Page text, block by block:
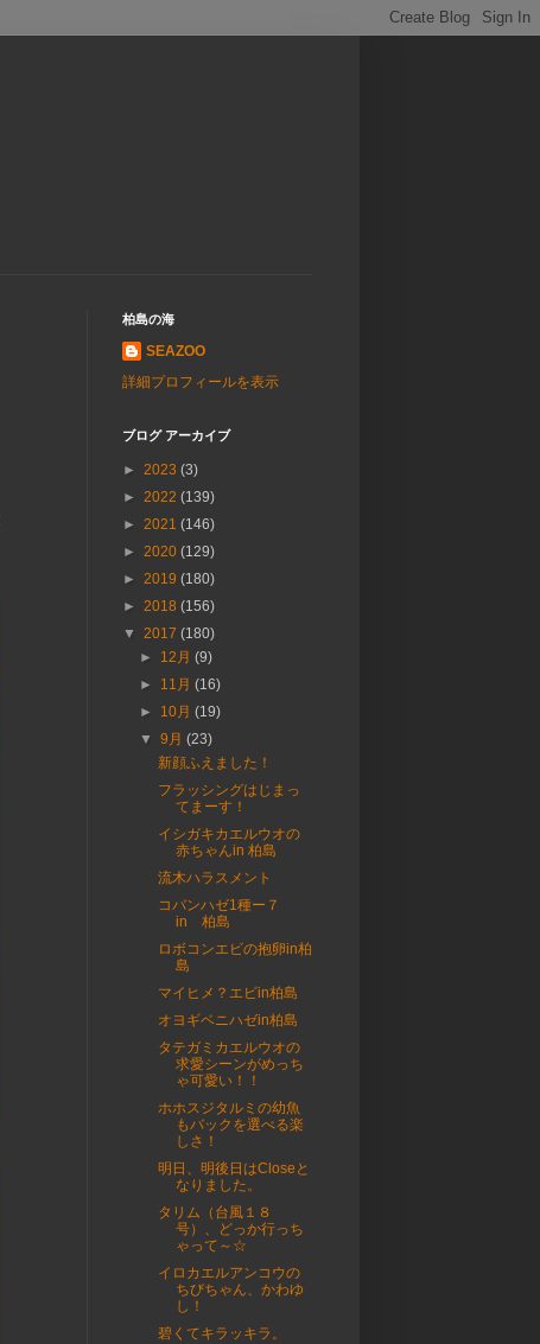
柏島の海
SEAZOO
詳細プロフィールを表示
ブログ アーカイブ
► 2023 (3)
► 2022 (139)
► 2021 (146)
► 2020 (129)
► 2019 (180)
► 2018 (156)
▼ 2017 (180)
► 12月(9)
► 11月(16)
► 10月(19)
▼9月(23)
新顔ふえました！
フラッシングはじまっ
てまーす！
イシガキカエルウオの
赤ちゃんin 柏島
流木ハラスメント
コバンハゼ1種ー７
in 柏島
ロボコンエビの抱卵in柏
島
マイヒメ？エビin柏島
オヨギベニハゼin柏島
タテガミカエルウオの
求愛シーンがめっち
ゃ可愛い！！
ホホスジタルミの幼魚
もバックを選べる楽
しさ！
明日、明後日はCloseと
なりました。
タリム（台風１８
号）、どっか行っち
ゃって～☆
イロカエルアンコウの
ちびちゃん、かわゆ
し！
碧くてキラッキラ。